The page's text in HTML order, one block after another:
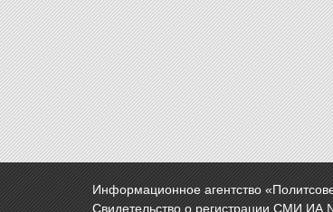
Информационное агентство
Свидетельство о регистрации СМИ